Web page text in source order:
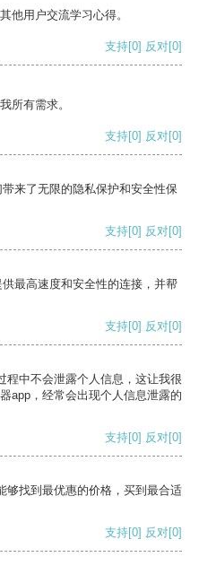
他用户交流学习心得。
支持[0] 反对[0]
所有需求。
支持[0] 反对[0]
来了无限的隐私保护和安全性保
支持[0] 反对[0]
最高速度和安全性的连接，并帮
支持[0] 反对[0]
程中不会泄露个人信息，这让我很
app，经常会出现个人信息泄露的
支持[0] 反对[0]
够找到最优惠的价格，买到最合适
支持[0] 反对[0]